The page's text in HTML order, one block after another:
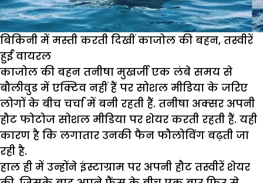
बिकिनी में मस्ती करती दिखीं काजोल की बहन, तस्वीरें
हुईं वायरल
काजोल की बहन तनीषा मुखर्जी एक लंबे समय से
बौलीवुड में एक्टिव नहीं हैं पर सोशल मीडिया के जरिए
लोगों के बीच चर्चा में बनी रहती हैं. तनीषा अक्सर अपनी
हौट फोटोज सोशल मीडिया पर शेयर करती रहती हैं. यही
कारण है कि लगातार उनकी फैन फौलोविंग बढ़ती जा
रही है.
हाल ही में उन्होंने इंस्टाग्राम पर अपनी हौट तस्वीरें शेयर